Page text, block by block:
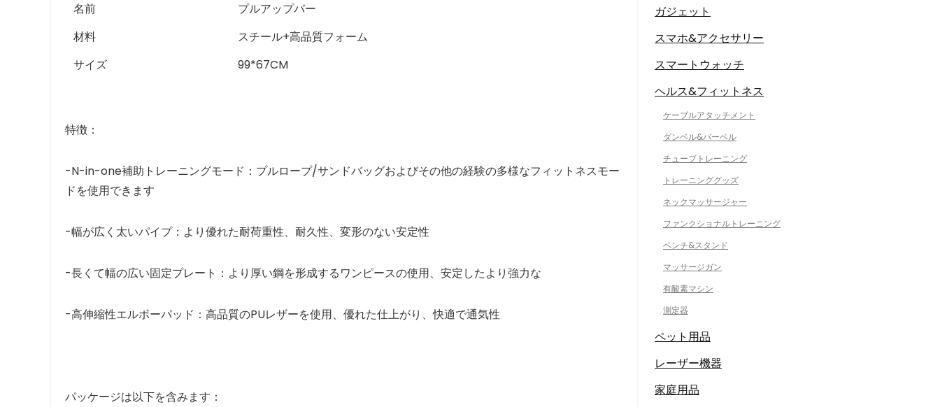
名前
プルアップバー
材料
スチール+高品質フォーム
サイズ
99*67CM
特徴：
-N-in-one補助トレーニングモード：プルロープ/サンドバッグおよびその他の経験の多様なフィットネスモー
ドを使用できます
-幅が広く太いパイプ：より優れた耐荷重性、耐久性、変形のない安定性
-長くて幅の広い固定プレート：より厚い鋼を形成するワンピースの使用、安定したより強力な
-高伸縮性エルボーパッド：高品質のPUレザーを使用、優れた仕上がり、快適で通気性
パッケージは以下を含みます：
ガジェット
スマホ&アクセサリー
スマートウォッチ
ヘルス&フィットネス
ケーブルアタッチメント
ダンベル&バーベル
チューブトレーニング
トレーニンググッズ
ネックマッサージャー
ファンクショナルトレーニング
ベンチ&スタンド
マッサージガン
有酸素マシン
測定器
ペット用品
レーザー機器
家庭用品